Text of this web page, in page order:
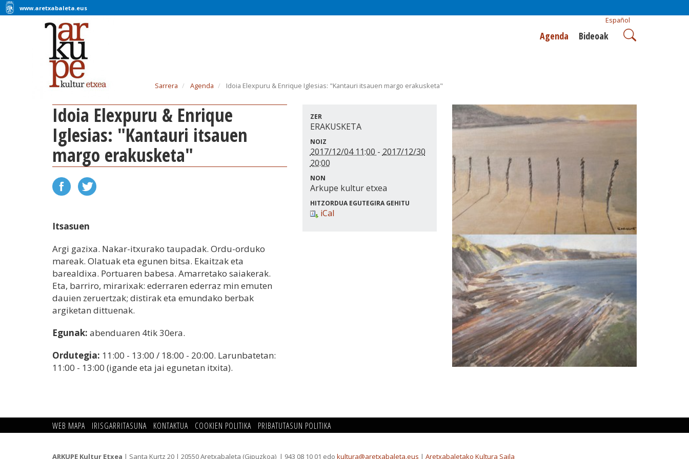
www.aretxabaleta.eus
Español
Agenda Bideoak
Sarrera Agenda Idoia Elexpuru & Enrique Iglesias: "Kantauri itsauen margo erakusketa"
Idoia Elexpuru & Enrique
Iglesias: "Kantauri itsauen
margo erakusketa"
Itsasuen
Argi gazixa. Nakar-itxurako taupadak. Ordu-orduko
mareak. Olatuak eta egunen bitsa. Ekaitzak eta
barealdixa. Portuaren babesa. Amarretako saiakerak.
Eta, barriro, mirarixak: ederraren ederraz min emuten
dauien zeruertzak; distirak eta emundako berbak
argiketan dittuenak.
Egunak: abenduaren 4tik 30era.
Ordutegia: 11:00 - 13:00 / 18:00 - 20:00. Larunbatetan:
11:00 - 13:00 (igande eta jai egunetan itxita).
ZER
ERAKUSKETA
NOIZ
2017/12/04 11:00 - 2017/12/30
20:00
NON
Arkupe kultur etxea
HITZORDUA EGUTEGIRA GEHITU
iCal
WEB MAPA IRISGARRITASUNA KONTAKTUA COOKIEN POLITIKA PRIBATUTASUN POLITIKA
ARKUPE Kultur Etxea | Santa Kurtz 20 | 20550 Aretxabaleta (Gipuzkoa) | 943 08 10 01 edo kultura@aretxabaleta.eus | Aretxabaletako Kultura Saila